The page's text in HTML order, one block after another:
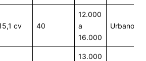
cv 40
12.000
a
16.000
Urbano
13.000